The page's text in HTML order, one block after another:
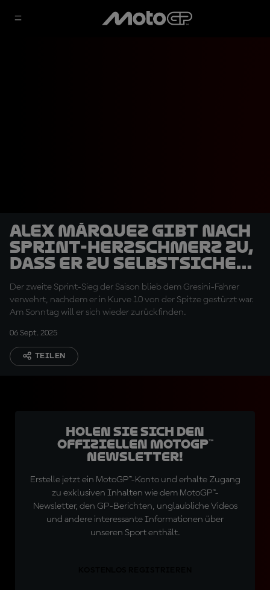
Alex Márquez gibt nach
Sprint-Herzschmerz zu,
dass er zu selbstsicher
war
Der zweite Sprint-Sieg der Saison blieb dem Gresini-Fahrer
verwehrt, nachdem er in Kurve 10 von der Spitze gestürzt war.
Am Sonntag will er sich wieder zurückfinden.
06 Sept. 2025
TEILEN
Holen Sie sich den
offiziellen MotoGP™
Newsletter!
Erstelle jetzt ein MotoGP™-Konto und erhalte Zugang
zu exklusiven Inhalten wie dem MotoGP™-
Newsletter, den GP-Berichten, unglaubliche Videos
und andere interessante Informationen über
unseren Sport enthält.